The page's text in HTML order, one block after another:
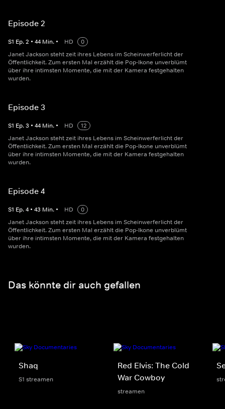
Episode 2
S1 Ep.2 • 44 Min. • HD
0
Janet Jackson steht zeit ihres Lebens im Scheinwerferlicht der
Öffentlichkeit. Zum ersten Mal erzählt die Pop-Ikone unverblümt
über ihre intimsten Momente, die mit der Kamera festgehalten
wurden.
Episode 3
S1 Ep.3 • 44 Min. • HD
12
Janet Jackson steht zeit ihres Lebens im Scheinwerferlicht der
Öffentlichkeit. Zum ersten Mal erzählt die Pop-Ikone unverblümt
über ihre intimsten Momente, die mit der Kamera festgehalten
wurden.
Episode 4
S1 Ep.4 • 43 Min. • HD
0
Janet Jackson steht zeit ihres Lebens im Scheinwerferlicht der
Öffentlichkeit. Zum ersten Mal erzählt die Pop-Ikone unverblümt
über ihre intimsten Momente, die mit der Kamera festgehalten
wurden.
Das könnte dir auch gefallen
Shaq
S1 streamen
Red Elvis: The Cold
War Cowboy
streamen